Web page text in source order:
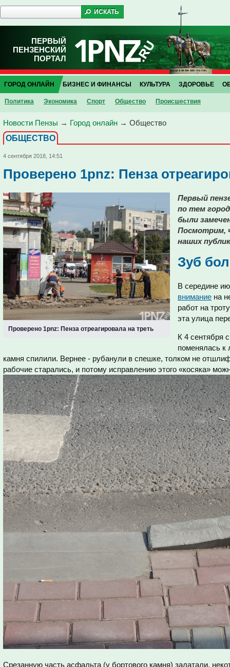
ПЕРВЫЙ
ПЕНЗЕНСКИЙ
ПОРТАЛ
ГОРОД ОНЛАЙН
Политика Экономика Спорт Общество Проиcшествия
БИЗНЕС И ФИНАНСЫ КУЛЬТУРА ЗДОРОВЬЕ
Новости Пензы → Город онлайн → Общество
ОБЩЕСТВО
4 сентября 2018, 14:51
Проверено 1pnz: Пенза
Проверено 1pnz: Пенза отреагировала на треть
Первый
по тем
были
Посмотрим,
наших
Зуб
В середине
внимание на
работ на
эта улица
К 4 сентября
поменялась к
камня спилили. Вернее - рубанули в спешке, толком не
рабочие старались, и потому исправлению этого «косяка»
Срезанную часть асфальта (у бортового камня) залатали,